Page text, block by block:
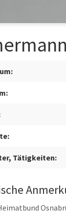
Tätigkeiten: